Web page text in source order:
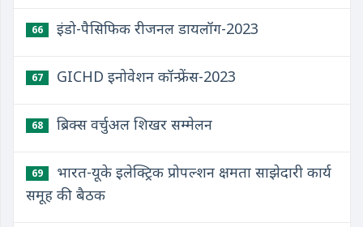
66 इंडो-पैसिफिक रीजनल डायलॉग-2023
67 GICHD इनोवेशन कॉन्फ्रेंस-2023
68 ब्रिक्स वर्चुअल शिखर सम्मेलन
69
भारत-यूके इलेक्ट्रिक प्रोपल्शन क्षमता साझेदारी कार्य
समूह की बैठक